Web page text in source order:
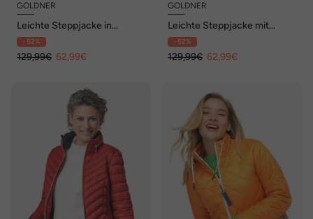
GOLDNER
Leichte Steppjacke in
knitterarmer Ware
- 52%
129,99€ 62,99€
GOLDNER
Leichte Steppjacke mit
Kapuze
- 52%
129,99€ 62,99€